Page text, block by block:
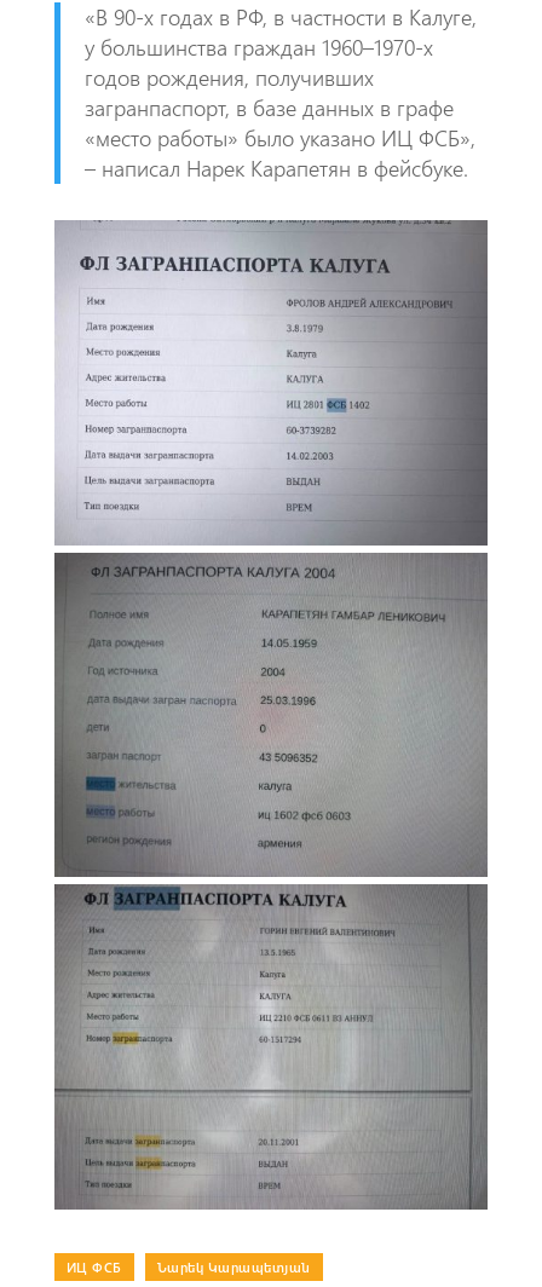
«​В 90-х годах в РФ, в частности в Калуге,
у большинства граждан 1960–1970-х
годов рождения, получивших
загранпаспорт, в базе данных в графе
«место работы» было указано ИЦ ФСБ»,
– написал Нарек Карапетян в фейсбуке.
ИЦ ФСБ Նարեկ Կարապետյան